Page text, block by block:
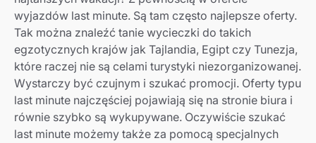
wyjazdów last minute. Są tam często najlepsze oferty.
Tak można znaleźć tanie wycieczki do takich
egzotycznych krajów jak Tajlandia, Egipt czy Tunezja,
które raczej nie są celami turystyki niezorganizowanej.
Wystarczy być czujnym i szukać promocji. Oferty typu
last minute najczęściej pojawiają się na stronie biura i
równie szybko są wykupywane. Oczywiście szukać
last minute możemy także za pomocą specjalnych